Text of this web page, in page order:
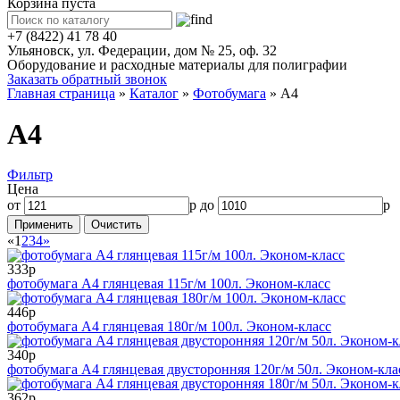
Корзина пуста
+7 (8422) 41 78 40
Ульяновск, ул. Федерации, дом № 25, оф. 32
Оборудование и расходные материалы для полиграфии
Заказать обратный звонок
Главная страница » Каталог » Фотобумага » А4
А4
Фильтр
Цена
от
р до р
«1 234»
333р
фотобумага А4 глянцевая 115г/м 100л. Эконом-класс
446р
фотобумага А4 глянцевая 180г/м 100л. Эконом-класс
340р
фотобумага А4 глянцевая двусторонняя 120г/м 50л. Эконом-